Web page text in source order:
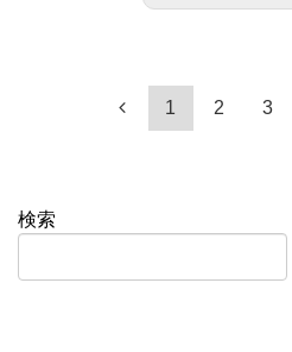
1 2 3
検索